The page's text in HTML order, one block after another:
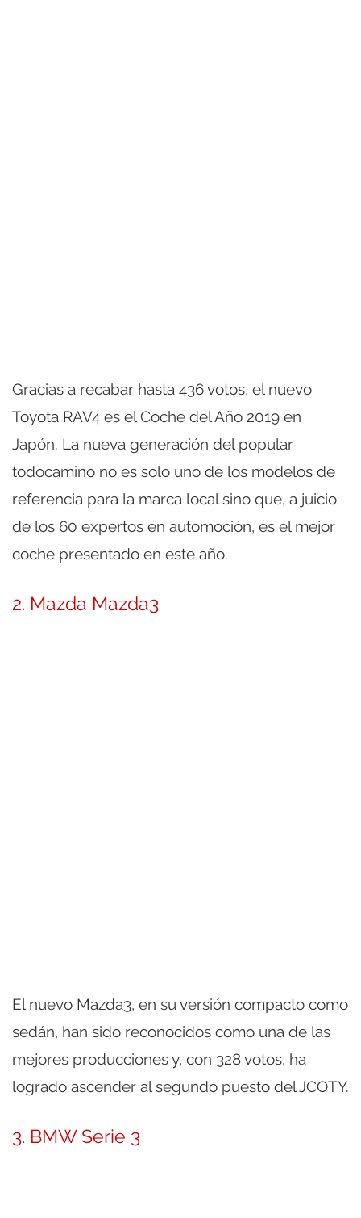
Gracias a recabar hasta 436 votos, el nuevo
Toyota RAV4 es el Coche del Año 2019 en
Japón. La nueva generación del popular
todocamino no es solo uno de los modelos de
referencia para la marca local sino que, a juicio
de los 60 expertos en automoción, es el mejor
coche presentado en este año.
2. Mazda Mazda3
El nuevo Mazda3, en su versión compacto como
sedán, han sido reconocidos como una de las
mejores producciones y, con 328 votos, ha
logrado ascender al segundo puesto del JCOTY.
3. BMW Serie 3